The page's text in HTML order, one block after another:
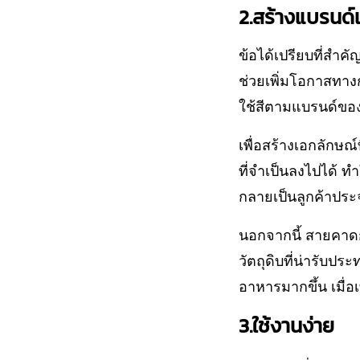
2.สร้างแบรน
ข้อได้เปรียบที่สำคั
ช่วยเพิ่มโอกาสทา
ใช้สีตามแบรนด์ข
เพื่อสร้างเอกลักษ
ที่จำเป็นลงไปได้
กลายเป็นลูกค้าปร
นอกจากนี้ สายคา
วัตถุดิบที่น่ารับประ
อาหารมากขึ้น เมื่อ
3.ใช้งานง่าย